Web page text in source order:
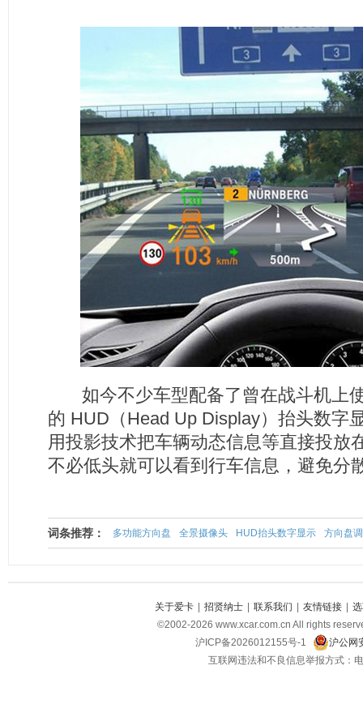
如今不少车型配备了曾在战斗机上
的 HUD（Head Up Display）抬头数字
用投影技术把车辆动态信息等直接投放
不必低头就可以看到行车信息，避免分
词条推荐： 多功能方向盘 全景摄像头 HUD抬头数字显示 方向盘
关于爱卡 招贤纳士 联系我们 友情链接
©2002-2026 www.xcar.com.cn All rights
沪ICP备2026012155号-1
沪公网
互联网违法和不良信息举报方式：